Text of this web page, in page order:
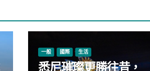
一般 國際 生活
悉尼璀璨更勝往昔，